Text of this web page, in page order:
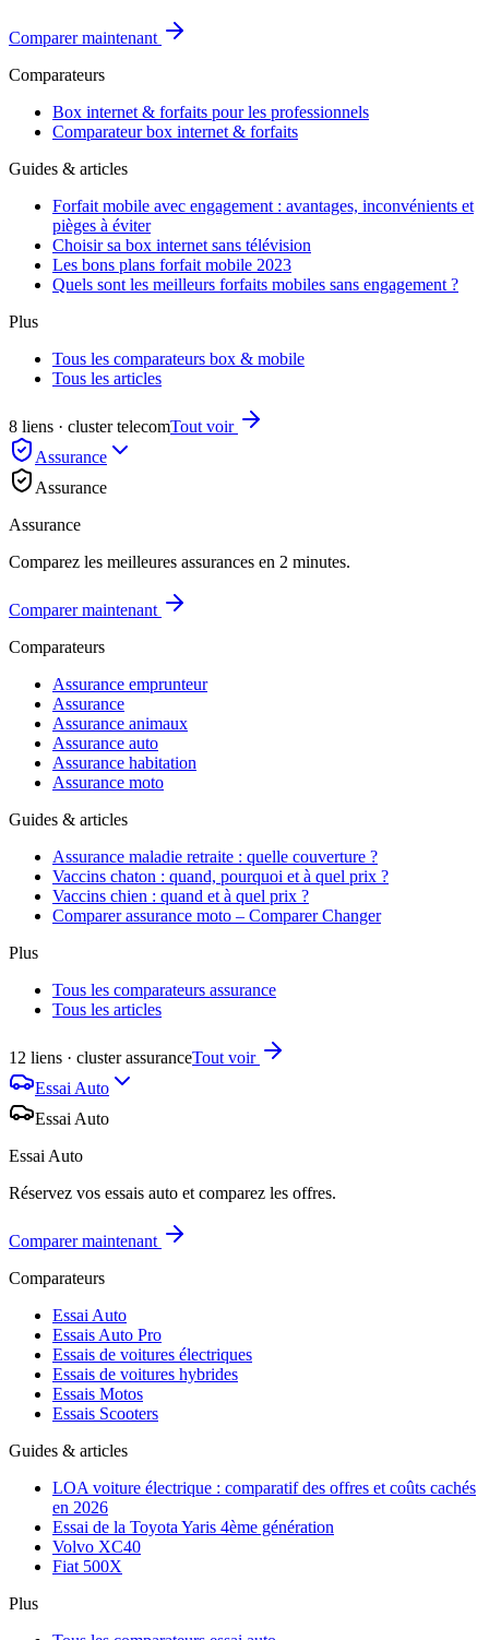
Comparer maintenant
Comparateurs
Box internet & forfaits pour les professionnels
Comparateur box internet & forfaits
Guides & articles
Forfait mobile avec engagement : avantages, inconvénients et
pièges à éviter
Choisir sa box internet sans télévision
Les bons plans forfait mobile 2023
Quels sont les meilleurs forfaits mobiles sans engagement ?
Plus
Tous les comparateurs box & mobile
Tous les articles
8 liens · cluster telecomTout voir
Assurance
Assurance
Assurance
Comparez les meilleures assurances en 2 minutes.
Comparer maintenant
Comparateurs
Assurance emprunteur
Assurance
Assurance animaux
Assurance auto
Assurance habitation
Assurance moto
Guides & articles
Assurance maladie retraite : quelle couverture ?
Vaccins chaton : quand, pourquoi et à quel prix ?
Vaccins chien : quand et à quel prix ?
Comparer assurance moto – Comparer Changer
Plus
Tous les comparateurs assurance
Tous les articles
12 liens · cluster assuranceTout voir
Essai Auto
Essai Auto
Essai Auto
Réservez vos essais auto et comparez les offres.
Comparer maintenant
Comparateurs
Essai Auto
Essais Auto Pro
Essais de voitures électriques
Essais de voitures hybrides
Essais Motos
Essais Scooters
Guides & articles
LOA voiture électrique : comparatif des offres et coûts cachés
en 2026
Essai de la Toyota Yaris 4ème génération
Volvo XC40
Fiat 500X
Plus